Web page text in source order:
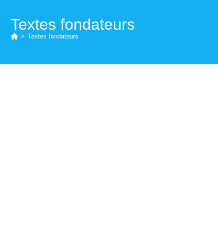
Textes fondateurs
> Textes fondateurs